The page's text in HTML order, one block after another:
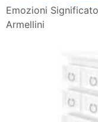
Emozioni
Armellini